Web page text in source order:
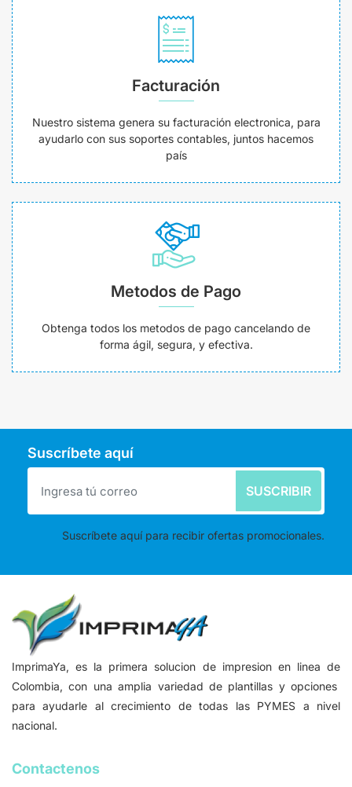
Facturación
Nuestro sistema genera su facturación electronica, para
ayudarlo con sus soportes contables, juntos hacemos
país
Metodos de Pago
Obtenga todos los metodos de pago cancelando de
forma ágil, segura, y efectiva.
Suscríbete aquí
SUSCRIBIR
Suscríbete aquí para recibir ofertas promocionales.
ImprimaYa, es la primera solucion de impresion en linea de
Colombia, con una amplia variedad de plantillas y opciones
para ayudarle al crecimiento de todas las PYMES a nivel
nacional.
Contactenos